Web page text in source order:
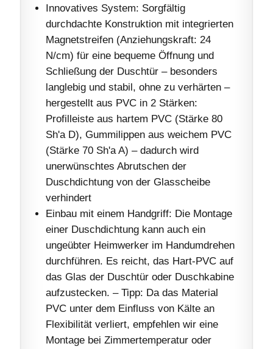
Innovatives System: Sorgfältig
durchdachte Konstruktion mit integrierten
Magnetstreifen (Anziehungskraft: 24
N/cm) für eine bequeme Öffnung und
Schließung der Duschtür – besonders
langlebig und stabil, ohne zu verhärten –
hergestellt aus PVC in 2 Stärken:
Profilleiste aus hartem PVC (Stärke 80
Sh'a D), Gummilippen aus weichem PVC
(Stärke 70 Sh'a A) – dadurch wird
unerwünschtes Abrutschen der
Duschdichtung von der Glasscheibe
verhindert
Einbau mit einem Handgriff: Die Montage
einer Duschdichtung kann auch ein
ungeübter Heimwerker im Handumdrehen
durchführen. Es reicht, das Hart-PVC auf
das Glas der Duschtür oder Duschkabine
aufzustecken. – Tipp: Da das Material
PVC unter dem Einfluss von Kälte an
Flexibilität verliert, empfehlen wir eine
Montage bei Zimmertemperatur oder